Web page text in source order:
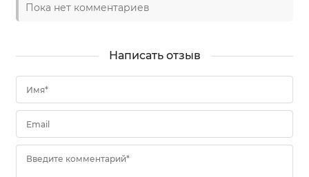
Пока нет комментариев
Написать отзыв
Имя*
Email
Введите комментарий*